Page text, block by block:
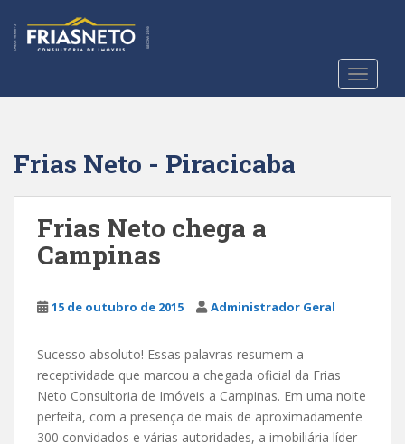
t
Frias Neto - Piracicaba
Frias Neto chega a
Campinas
15 de outubro de 2015 Administrador Geral
Sucesso absoluto! Essas palavras resumem a
receptividade que marcou a chegada oficial da Frias
Neto Consultoria de Imóveis a Campinas. Em uma noite
perfeita, com a presença de mais de aproximadamente
300 convidados e várias autoridades, a imobiliária líder